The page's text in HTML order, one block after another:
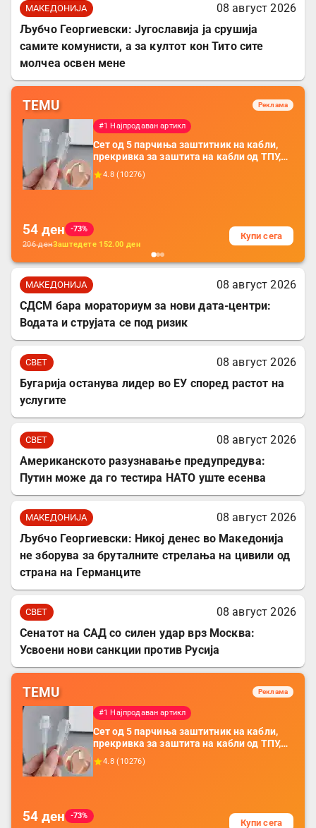
МАКЕДОНИЈА
08 август 2026
Љубчо Георгиевски: Југославија ја срушија
самите комунисти, а за култот кон Тито сите
молчеа освен мене
TEMU Реклама
#1 Најпродаван артикл
Сет од 5 парчиња заштитник на кабли,
прекривка за заштита на кабли од ТПУ,
додатоци за заштита на кабли, без
батерија, за мобилни телефони, комплет
4.8 (10276)
54 ден
-73%
206денЗаштедете 152.00 ден
Купи сега
МАКЕДОНИЈА
08 август 2026
СДСМ бара мораториум за нови дата-центри:
Водата и струјата се под ризик
СВЕТ
08 август 2026
Бугарија останува лидер во ЕУ според растот на
услугите
СВЕТ
08 август 2026
Американското разузнавање предупредува:
Путин може да го тестира НАТО уште есенва
МАКЕДОНИЈА
08 август 2026
Љубчо Георгиевски: Никој денес во Македонија
не зборува за бруталните стрелања на цивили од
страна на Германците
СВЕТ
08 август 2026
Сенатот на САД со силен удар врз Москва:
Усвоени нови санкции против Русија
TEMU Реклама
#1 Најпродаван артикл
Сет од 5 парчиња заштитник на кабли,
прекривка за заштита на кабли од ТПУ,
додатоци за заштита на кабли, без
батерија, за мобилни телефони, комплет
4.8 (10276)
54 ден
-73%
Купи сега